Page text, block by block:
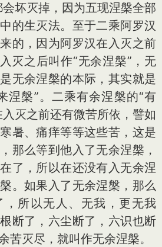
坏灭掉，因为五现涅槃全部
的生灭法。至于二乘阿罗汉
的，因为阿罗汉在入灭之前
灭之后叫作“无余涅槃”，无
无余涅槃的本际，其实就是
涅槃”。二乘有余涅槃的“有
灭之前还有微苦所依，譬如
暑、痛痒等等这些苦，这是
那么等到他入了无余涅槃，
了，所以在还没有入无余涅
。如果入了无余涅槃，那么
所以无人、无我，更无我
断了，六尘断了，六识也断
苦灭尽，就叫作无余涅槃。